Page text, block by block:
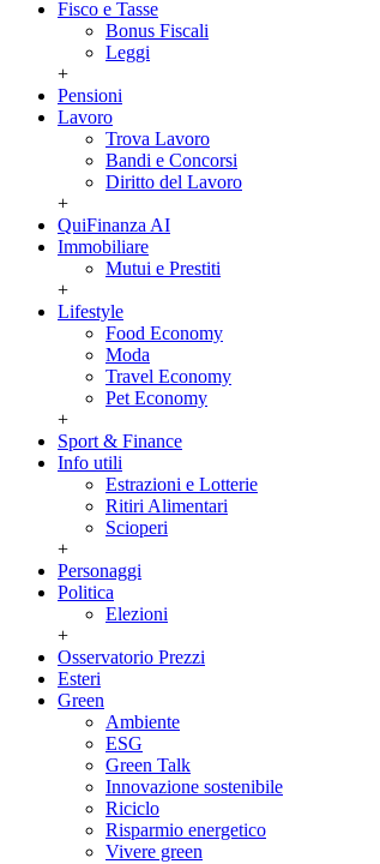
Fisco e Tasse
Bonus Fiscali
Leggi
+
Pensioni
Lavoro
Trova Lavoro
Bandi e Concorsi
Diritto del Lavoro
+
QuiFinanza AI
Immobiliare
Mutui e Prestiti
+
Lifestyle
Food Economy
Moda
Travel Economy
Pet Economy
+
Sport & Finance
Info utili
Estrazioni e Lotterie
Ritiri Alimentari
Scioperi
+
Personaggi
Politica
Elezioni
+
Osservatorio Prezzi
Esteri
Green
Ambiente
ESG
Green Talk
Innovazione sostenibile
Riciclo
Risparmio energetico
Vivere green